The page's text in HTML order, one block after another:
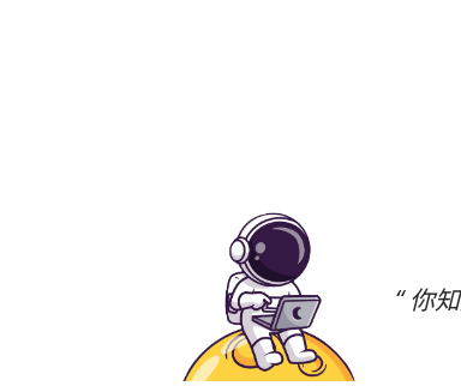
“ 你